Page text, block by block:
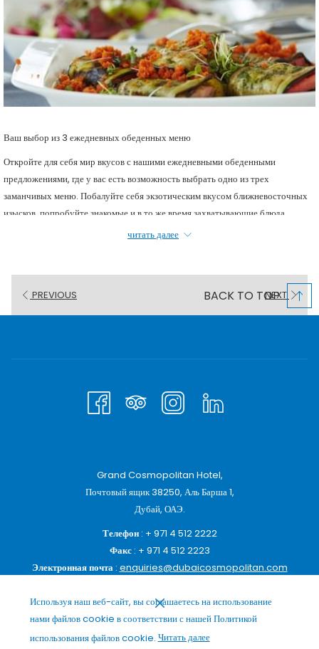
Используя наш веб-сайт, вы соглашаетесь на использование
нами файлов cookie в соответствии с нашей Политикой
использования файлов cookie. Читать далее
Ваш выбор из 3 ежедневных обеденных меню
Откройте для себя мир вкусов с нашими ежедневными обеденными
предложениями, где у вас есть возможность выбрать одно из трех
заманчивых меню. Побалуйте себя экзотическим вкусом ближневосточных
изысков, попробуйте знакомые и в то же время захватывающие блюда
мировой кухни и насладитесь блюдами, которые не только насыщают, но и
оживят ваши чувства. Присоединяйтесь к нам и откройте для себя радость
исключительного питания каждый день
читать далее
PREVIOUS NEXT
BACK TO TOP
Grand Cosmopolitan Hotel,
Почтовый ящик 38250, Аль Барша 1,
Дубай, ОАЭ.
Телефон : + 971 4 512 2222
Факс : + 971 4 512 2223
Электронная почта : enquiries@dubaicosmopolitan.com
ПОДПИСАТЬСЯ